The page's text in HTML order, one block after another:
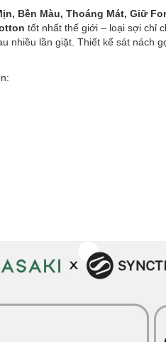
Bền Màu, Thoáng Mát, Giữ
tốt nhất thế giới – loại sợi chỉ
nhiều lần giặt. Thiết kế sát nách